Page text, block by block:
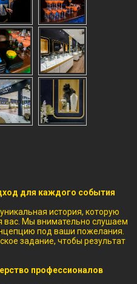
для каждого события
история, которую
вас. Мы внимательно слушаем
под ваши пожелания.
задание, чтобы результат
профессионалов